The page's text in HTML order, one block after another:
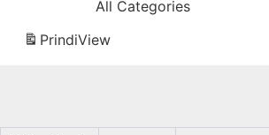
All Categories
PrindiView